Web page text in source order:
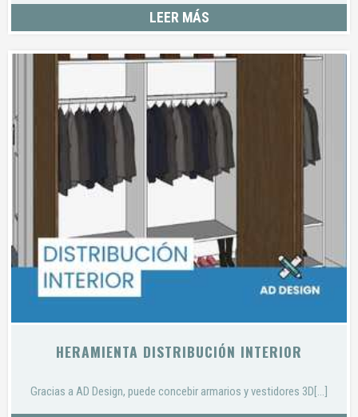
LEER MÁS
HERAMIENTA DISTRIBUCIÓN INTERIOR
Gracias a AD Design, puede concebir armarios y vestidores 3D[...]